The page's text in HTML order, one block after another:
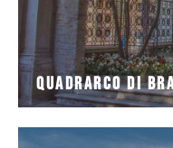
Quadrarco di